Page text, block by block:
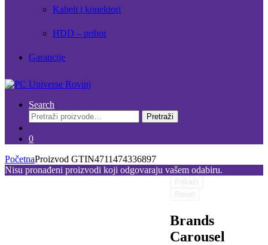
Kabeli i konektori
HDD – pribor
Garancije
Search
Pretraži:
Pretraži
0
PočetnaProizvod GTIN4711474336897
Nisu pronađeni proizvodi koji odgovaraju vašem odabiru.
Brands
Carousel